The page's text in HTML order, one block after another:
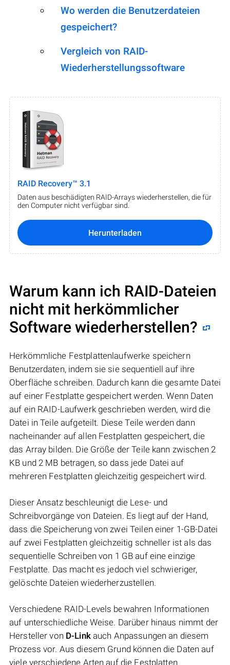
Wo werden die Benutzerdateien
gespeichert?
Vergleich von RAID-
Wiederherstellungssoftware
RAID Recovery™ 3.1
Daten aus beschädigten RAID-Arrays wiederherstellen, die für
den Computer nicht verfügbar sind.
Herunterladen
Warum kann ich RAID-Dateien
nicht mit herkömmlicher
Software wiederherstellen?
Herkömmliche Festplattenlaufwerke speichern
Benutzerdaten, indem sie sie sequentiell auf ihre
Oberfläche schreiben. Dadurch kann die gesamte Datei
auf einer Festplatte gespeichert werden. Wenn Daten
auf ein RAID-Laufwerk geschrieben werden, wird die
Datei in Teile aufgeteilt. Diese Teile werden dann
nacheinander auf allen Festplatten gespeichert, die
das Array bilden. Die Größe der Teile kann zwischen 2
KB und 2 MB betragen, so dass jede Datei auf
mehreren Festplatten gleichzeitig gespeichert wird.
Dieser Ansatz beschleunigt die Lese- und
Schreibvorgänge von Dateien. Es liegt auf der Hand,
dass die Speicherung von zwei Teilen einer 1-GB-Datei
auf zwei Festplatten gleichzeitig schneller ist als das
sequentielle Schreiben von 1 GB auf eine einzige
Festplatte. Das macht es jedoch viel schwieriger,
gelöschte Dateien wiederherzustellen.
Verschiedene RAID-Levels bewahren Informationen
auf unterschiedliche Weise. Darüber hinaus nimmt der
Hersteller von D-Linkauch Anpassungen an diesem
Prozess vor. Aus diesem Grund können die Daten auf
viele verschiedene Arten auf die Festplatten